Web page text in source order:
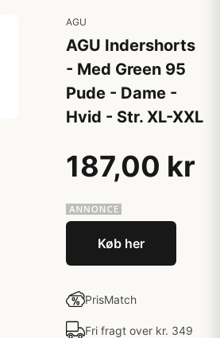
AGU
AGU Indershorts
- Med Green 95
Pude - Dame -
Hvid - Str. XL-XXL
187,00 kr
Køb her
PrisMatch
Fri fragt over kr. 349